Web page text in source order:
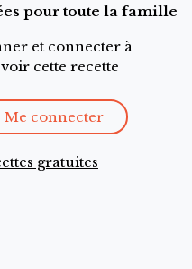
pour toute la famille
et connecter à
cette recette
Me connecter
gratuites